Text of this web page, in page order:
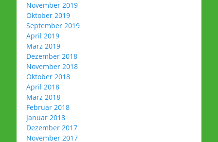
November 2019
Oktober 2019
September 2019
April 2019
März 2019
Dezember 2018
November 2018
Oktober 2018
April 2018
März 2018
Februar 2018
Januar 2018
Dezember 2017
November 2017